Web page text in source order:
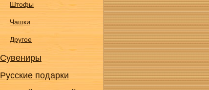
Штофы
Чашки
Другое
Сувениры
Русские подарки